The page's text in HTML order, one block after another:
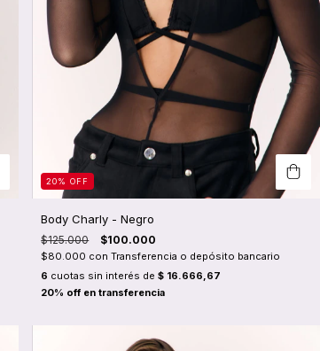
20%OFF
Body Charly - Negro
$125.000 $100.000
$80.000 con Transferencia o depósito bancario
6 cuotas sin interés de$ 16.666,67